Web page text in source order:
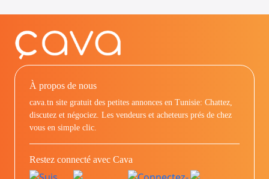
À propos de nous
cava.tn site gratuit des petites annonces en Tunisie: Chattez,
discutez et négociez. Les vendeurs et acheteurs prés de chez
vous en simple clic.
Restez connecté avec Cava